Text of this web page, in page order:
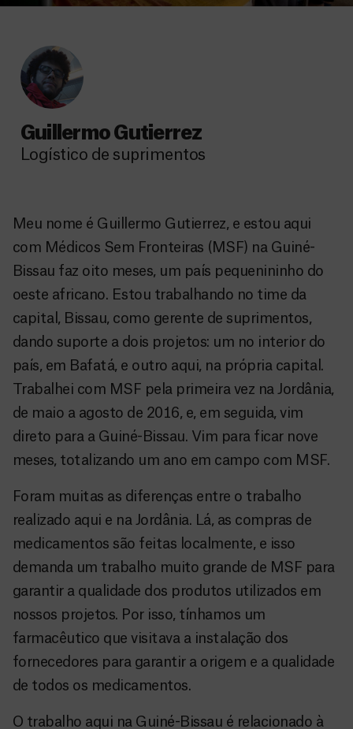
Guillermo Gutierrez
Logístico de suprimentos
Meu nome é Guillermo Gutierrez, e estou aqui
com Médicos Sem Fronteiras (MSF) na Guiné-
Bissau faz oito meses, um país pequenininho do
oeste africano. Estou trabalhando no time da
capital, Bissau, como gerente de suprimentos,
dando suporte a dois projetos: um no interior do
país, em Bafatá, e outro aqui, na própria capital.
Trabalhei com MSF pela primeira vez na Jordânia,
de maio a agosto de 2016, e, em seguida, vim
direto para a Guiné-Bissau. Vim para ficar nove
meses, totalizando um ano em campo com MSF.
Foram muitas as diferenças entre o trabalho
realizado aqui e na Jordânia. Lá, as compras de
medicamentos são feitas localmente, e isso
demanda um trabalho muito grande de MSF para
garantir a qualidade dos produtos utilizados em
nossos projetos. Por isso, tínhamos um
farmacêutico que visitava a instalação dos
fornecedores para garantir a origem e a qualidade
de todos os medicamentos.
O trabalho aqui na Guiné-Bissau é relacionado à